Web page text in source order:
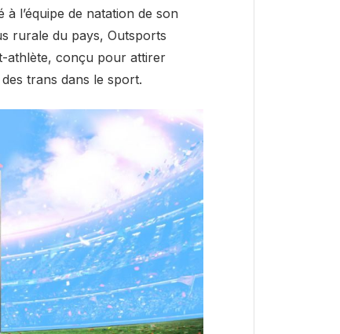
l’équipe de natation de son
rurale du pays, Outsports
athlète, conçu pour attirer
trans dans le sport.